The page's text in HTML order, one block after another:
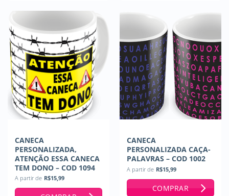
CANECA
PERSONALIZADA,
ATENÇÃO ESSA CANECA
TEM DONO – COD 1094
A partir de R$15,99
CANECA
PERSONALIZADA CAÇA-
PALAVRAS – COD 1002
A partir de R$15,99
COMPRAR